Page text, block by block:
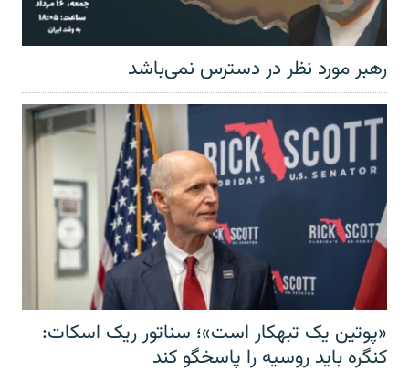
رهبر مورد نظر در دسترس نمی‌باشد
«پوتین یک تبهکار است»؛ سناتور ریک اسکات:
کنگره باید روسیه را پاسخگو کند